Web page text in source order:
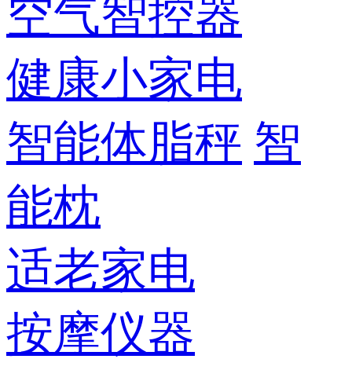
空气智控器
健康小家电
智能体脂秤 智
能枕
适老家电
按摩仪器